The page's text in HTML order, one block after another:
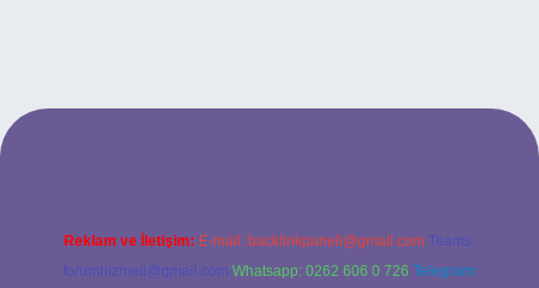
Reklam ve İletişim: E-mail: backlinkpaneli@gmail.com Teams:
forumhizmeti@gmail.com Whatsapp: 0262 606 0 726 Telegram: